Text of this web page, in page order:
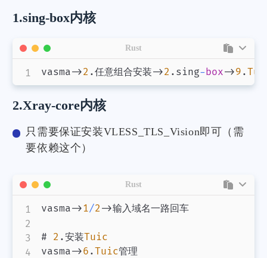
1.sing-box内核
vasma->2 .任意组合安装->2 . sing-box->9 .
Rust
2.Xray-core内核
只需要保证安装VLESS_TLS_Vision即可（需
要依赖这个）
vasma->1/2 ->输入域名一路回车
# 2 .安装Tuic
vasma->6 .Tuic管理
Rust